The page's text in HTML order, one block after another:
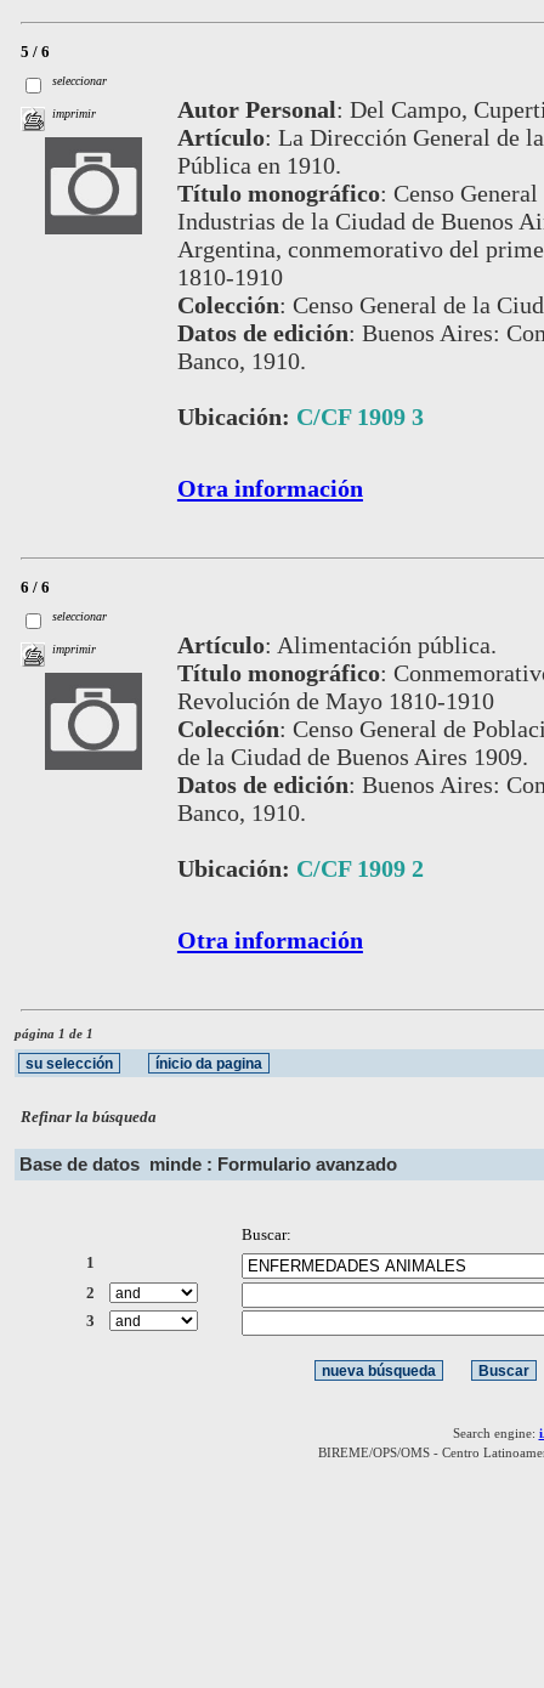
5 / 6
seleccionar
imprimir Autor Personal: Del Campo,
Artículo: La Dirección General de
Pública en 1910.
Título monográfico: Censo
Industrias de la Ciudad de Buenos
Argentina, conmemorativo del
1810-1910
Colección: Censo General de la
Datos de edición: Buenos Aires:
Banco, 1910.
Ubicación: C/CF 1909 3
Otra información
6 / 6
seleccionar
imprimir Artículo: Alimentación pública.
Título monográfico:
Revolución de Mayo 1810-1910
Colección: Censo General de
de la Ciudad de Buenos Aires 1909.
Datos de edición: Buenos Aires:
Banco, 1910.
Ubicación: C/CF 1909 2
Otra información
página 1 de 1
Refinar la búsqueda
Base de datos minde : Formulario avanzado
Buscar:
1
2
3
Search engine:
BIREME/OPS/OMS - Centro